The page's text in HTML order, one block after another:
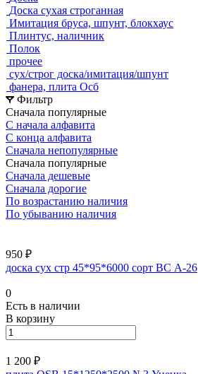
Доска сухая строганная
Имитация бруса, шпунт, блокхаус
Плинтус, наличник
Полок
прочее
сух/строг доска/имитация/шпунт
фанера, плита Осб
Фильтр
Сначала популярные
С начала алфавита
С конца алфавита
Сначала непопулярные
Сначала популярные
Сначала дешевые
Сначала дорогие
По возрастанию наличия
По убыванию наличия
950 ₽
доска сух стр 45*95*6000 сорт ВС А-26
0
Есть в наличии
В корзину
1 200 ₽